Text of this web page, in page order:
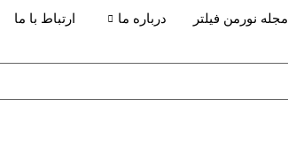
مجله نورمن فیلتر درباره ما ارتباط با ما